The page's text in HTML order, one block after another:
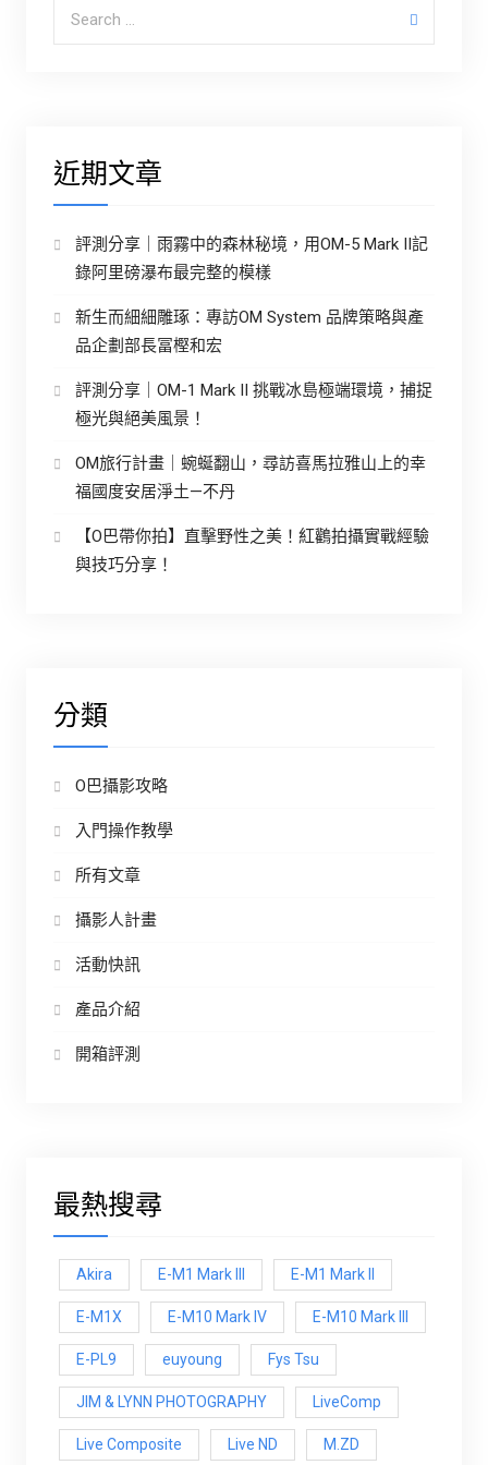
Search for:
近期文章
評測分享｜雨霧中的森林秘境，用OM-5 Mark II記
錄阿里磅瀑布最完整的模樣
新生而細細雕琢：專訪OM System 品牌策略與產
品企劃部長冨樫和宏
評測分享｜OM-1 Mark II 挑戰冰島極端環境，捕捉
極光與絕美風景！
OM旅行計畫｜蜿蜒翻山，尋訪喜馬拉雅山上的幸
福國度安居淨土—不丹
【O巴帶你拍】直擊野性之美！紅鸛拍攝實戰經驗
與技巧分享！
分類
O巴攝影攻略
入門操作教學
所有文章
攝影人計畫
活動快訊
產品介紹
開箱評測
最熱搜尋
Akira E-M1 Mark III E-M1 Mark ll
E-M1X E-M10 Mark IV E-M10 Mark lll
E-PL9 euyoung Fys Tsu
JIM & LYNN PHOTOGRAPHY LiveComp
Live Composite Live ND M.ZD